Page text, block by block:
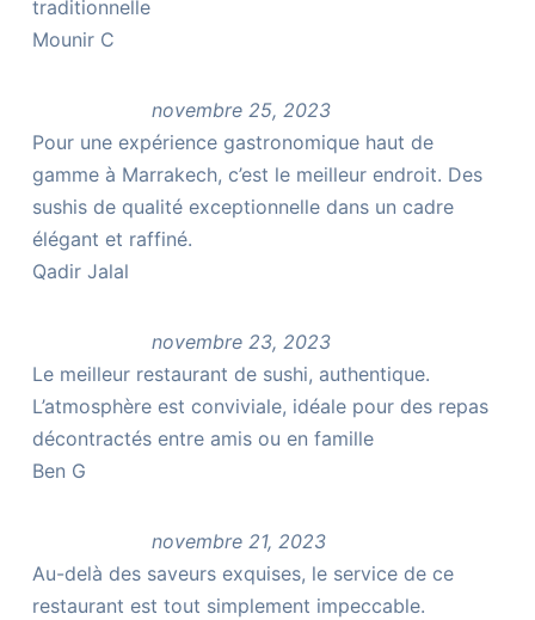
traditionnelle
Mounir C
novembre 25, 2023
Pour une expérience gastronomique haut de
gamme à Marrakech, c’est le meilleur endroit. Des
sushis de qualité exceptionnelle dans un cadre
élégant et raffiné.
Qadir Jalal
novembre 23, 2023
Le meilleur restaurant de sushi, authentique.
L’atmosphère est conviviale, idéale pour des repas
décontractés entre amis ou en famille
Ben G
novembre 21, 2023
Au-delà des saveurs exquises, le service de ce
restaurant est tout simplement impeccable.